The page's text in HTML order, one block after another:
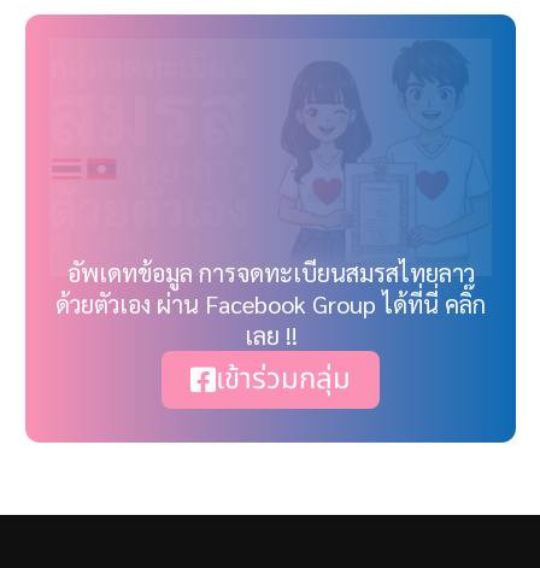
อัพเดทข้อมูล การจดทะเบียนสมรสไทยลาว
ด้วยตัวเอง ผ่าน Facebook Group ได้ที่นี่ คลิ๊ก
เลย !!
เข้าร่วมกลุ่ม